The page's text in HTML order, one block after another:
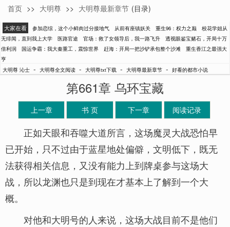
沁士
首页 >> 大明尊 >> 大明尊最新章节 (目录)
大家在看 参加恋综，这个小鲜肉过分接地气 从前有座镇妖关 重生96：权力之巅
校花学姐从
无绯闻，直到我上大学
医路官途 官场：救了女领导后，我一路飞升
透视眼鉴宝赌石，开局十万
倍利润
国运争霸：我大秦重工，震惊世界 赶海：开局一把沙铲承包整个沙滩
重生香江之最强大
亨
大明尊 沁士 - 大明尊全文阅读 - 大明尊txt下载 - 大明尊最新章节 - 好看的都市小说
第661章 乌环宝藏
上一章 书 页 下一章 阅读记录
正如天眼和吞噬大道所言，这场魔灵大战恐怕早
已开始，只不过由于蓝星地处偏僻，文明低下，既无
法获得相关信息，又没有能力上到牌桌参与这场大
战，所以龙渊也只是到现在才基本上了解到一个大
概。
对他和大明号的人来说，这场大战目前不是他们